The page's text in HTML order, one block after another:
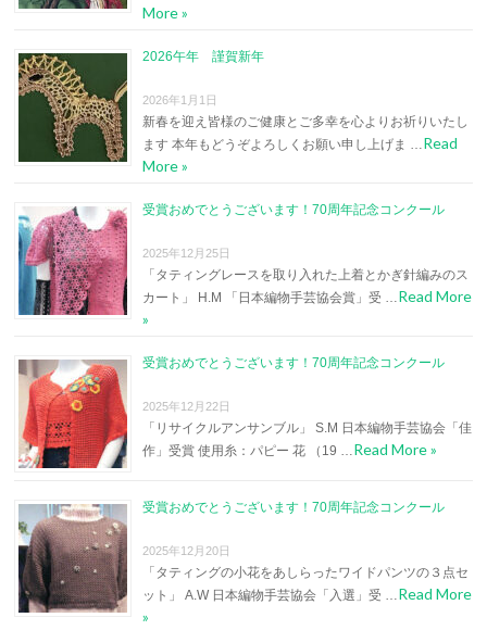
More »
2026午年 謹賀新年
2026年1月1日
新春を迎え皆様のご健康とご多幸を心よりお祈りいたし
ます 本年もどうぞよろしくお願い申し上げま … Read
More »
受賞おめでとうございます！70周年記念コンクール
2025年12月25日
「タティングレースを取り入れた上着とかぎ針編みのス
カート」 H.M 「日本編物手芸協会賞」受 … Read More
»
受賞おめでとうございます！70周年記念コンクール
2025年12月22日
「リサイクルアンサンブル」 S.M 日本編物手芸協会「佳
作」受賞 使用糸：パピー 花 （19 … Read More »
受賞おめでとうございます！70周年記念コンクール
2025年12月20日
「タティングの小花をあしらったワイドパンツの３点セ
ット」 A.W 日本編物手芸協会「入選」受 … Read More
»